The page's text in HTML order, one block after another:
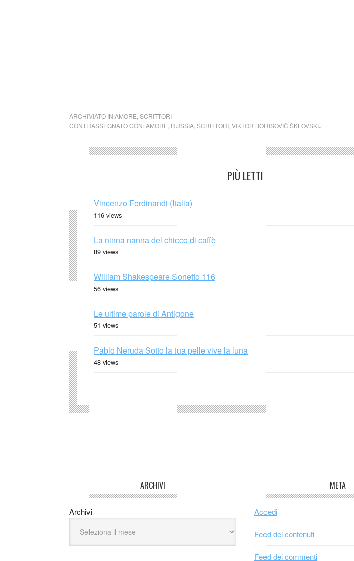
ARCHIVIATO IN:AMORE SCRITTORI
CONTRASSEGNATO CON:AMORE RUSSIA SCRITTORI VIKTOR BORISOVIČ ŠKLOVSKIJ
PIÙ LETTI
Vincenzo Ferdinandi (Italia)
116 views
La ninna nanna del chicco di caffè
89 views
William Shakespeare Sonetto 116
56 views
Le ultime parole di Antigone
51 views
Pablo Neruda Sotto la tua pelle vive la luna
48 views
ARCHIVI
Archivi
META
Accedi
Feed dei contenuti
Feed dei commenti